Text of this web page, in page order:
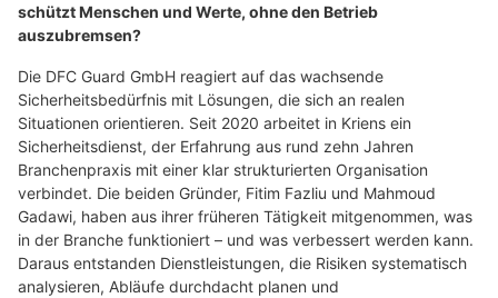
schützt Menschen und Werte, ohne den Betrieb
auszubremsen?
Die DFC Guard GmbH reagiert auf das wachsende
Sicherheitsbedürfnis mit Lösungen, die sich an realen
Situationen orientieren. Seit 2020 arbeitet in Kriens ein
Sicherheitsdienst, der Erfahrung aus rund zehn Jahren
Branchenpraxis mit einer klar strukturierten Organisation
verbindet. Die beiden Gründer, Fitim Fazliu und Mahmoud
Gadawi, haben aus ihrer früheren Tätigkeit mitgenommen, was
in der Branche funktioniert – und was verbessert werden kann.
Daraus entstanden Dienstleistungen, die Risiken systematisch
analysieren, Abläufe durchdacht planen und